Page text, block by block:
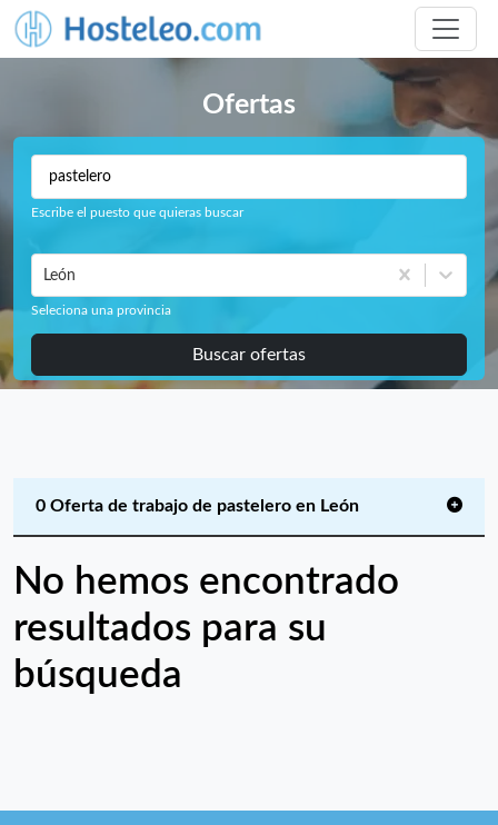
Ofertas
Escribe el puesto que quieras buscar
León
Seleciona una provincia
Buscar ofertas
0 Oferta de trabajo de pastelero en León
No hemos encontrado
resultados para su
búsqueda